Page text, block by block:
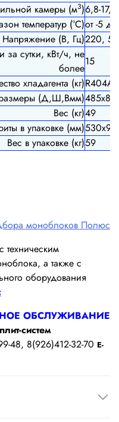
камеры (м3)6,8-17,0
температур (°С)от -5
Напряжение (В, Гц)220, 50
за сутки, кВт/ч, не
более
15
хладагента (кг)R404A
размеры (Д,Ш,Вмм)
Вес (кг)49
в упаковке (мм)
Вес в упаковке (кг)59
моноблоков Полюс
техническим
а также с
оборудования
ОБСЛУЖИВАНИЕ
систем
48, 8(926)412-32-70 E-